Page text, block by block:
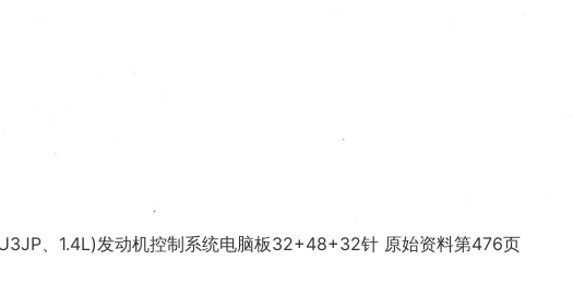
、1.4L)发动机控制系统电脑板32+48+32针 原始资料第476页